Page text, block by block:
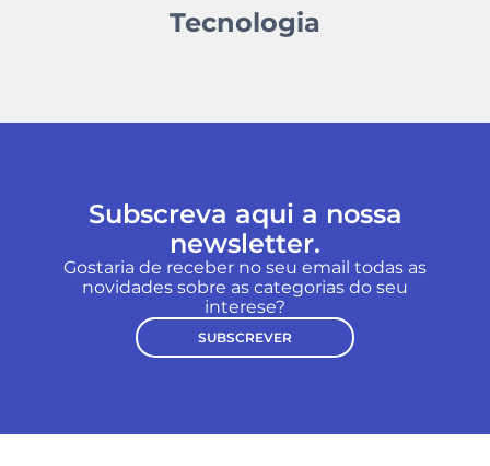
Tecnologia
Subscreva aqui a nossa
newsletter.
Gostaria de receber no seu email todas as
novidades sobre as categorias do seu
interese?
SUBSCREVER